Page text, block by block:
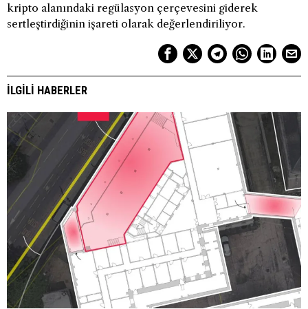
kripto alanındaki regülasyon çerçevesini giderek
sertleştirdiğinin işareti olarak değerlendiriliyor.
İLGILI HABERLER